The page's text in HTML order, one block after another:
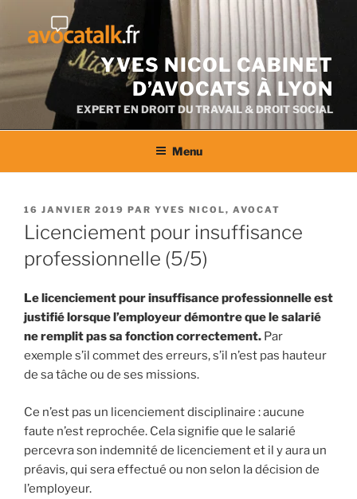
contenu
YVES NICOL CABINET
D’AVOCATS À LYON
EXPERT EN DROIT DU TRAVAIL & DROIT SOCIAL
Menu
PUBLIÉ
LE
16 JANVIER 2019 PAR YVES NICOL, AVOCAT
Licenciement pour insuffisance
professionnelle (5/5)
Le licenciement pour insuffisance professionnelle est
justifié lorsque l’employeur démontre que le salarié
ne remplit pas sa fonction correctement. Par
exemple s’il commet des erreurs, s’il n’est pas hauteur
de sa tâche ou de ses missions.
Ce n’est pas un licenciement disciplinaire : aucune
faute n’est reprochée. Cela signifie que le salarié
percevra son indemnité de licenciement et il y aura un
préavis, qui sera effectué ou non selon la décision de
l’employeur.